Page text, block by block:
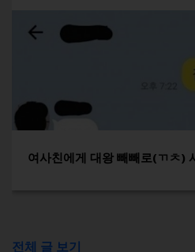
여사친에게 대왕 빼빼로(ㄲㅊ)
전체 글 보기